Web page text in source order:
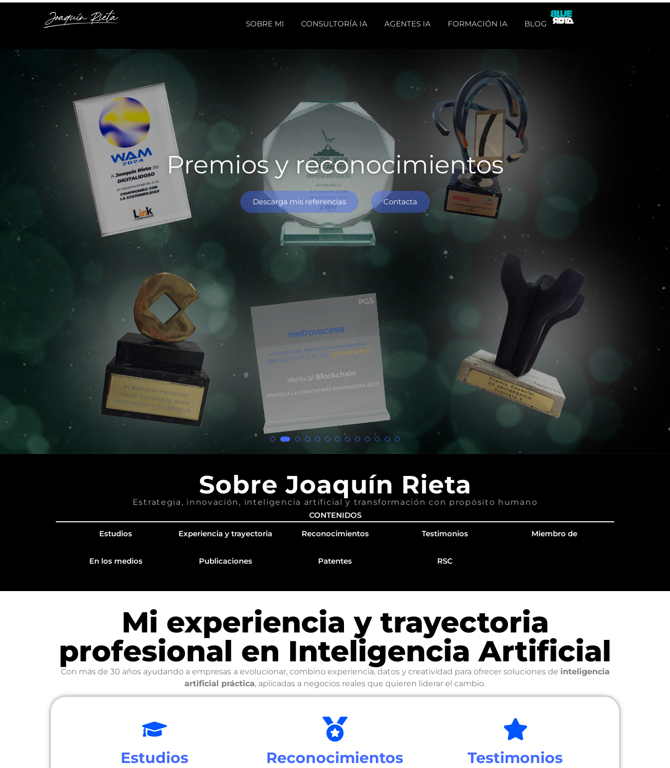
SOBRE MI CONSULTORÍA IA AGENTES IA FORMACIÓN IA BLOG
Sobre Joaquín Rieta
Estrategia, innovación, inteligencia artificial y transformación con propósito humano
CONTENIDOS
Estudios
Experiencia y trayectoria Reconocimientos Testimonios Miembro de
En los medios Publicaciones Patentes RSC
Mi experiencia y trayectoria
profesional en Inteligencia Artificial
Con más de 30 años ayudando a empresas a evolucionar, combino experiencia, datos y creatividad para ofrecer soluciones de inteligencia
artificial práctica, aplicadas a negocios reales que quieren liderar el cambio.
Estudios Reconocimientos Testimonios